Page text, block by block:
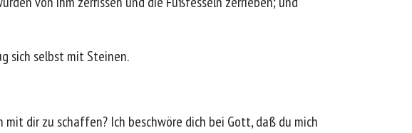
sich selbst mit Steinen.
dir zu schaffen? Ich beschwöre dich bei Gott, daß du mich